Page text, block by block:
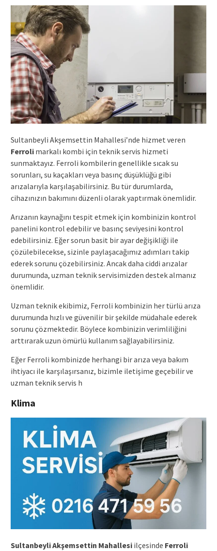
Sultanbeyli Akşemsettin Mahallesi’nde hizmet veren
Ferrolimarkalı kombi için teknik servis hizmeti
sunmaktayız. Ferroli kombilerin genellikle sıcak su
sorunları, su kaçakları veya basınç düşüklüğü gibi
arızalarıyla karşılaşabilirsiniz. Bu tür durumlarda,
cihazınızın bakımını düzenli olarak yaptırmak önemlidir.
Arızanın kaynağını tespit etmek için kombinizin kontrol
panelini kontrol edebilir ve basınç seviyesini kontrol
edebilirsiniz. Eğer sorun basit bir ayar değişikliği ile
çözülebilecekse, sizinle paylaşacağımız adımları takip
ederek sorunu çözebilirsiniz. Ancak daha ciddi arızalar
durumunda, uzman teknik servisimizden destek almanız
önemlidir.
Uzman teknik ekibimiz, Ferroli kombinizin her türlü arıza
durumunda hızlı ve güvenilir bir şekilde müdahale ederek
sorunu çözmektedir. Böylece kombinizin verimliliğini
arttırarak uzun ömürlü kullanım sağlayabilirsiniz.
Eğer Ferroli kombinizde herhangi bir arıza veya bakım
ihtiyacı ile karşılaşırsanız, bizimle iletişime geçebilir ve
uzman teknik servis h
Klima
Sultanbeyli Akşemsettin Mahallesiilçesinde Ferroli